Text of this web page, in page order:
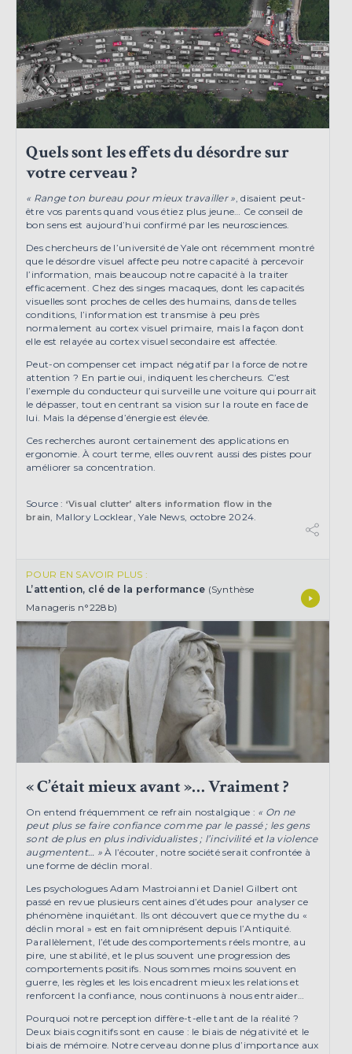
Quels sont les effets du désordre sur
votre cerveau ?
« Range ton bureau pour mieux travailler » , disaient peut-
être vos parents quand vous étiez plus jeune… Ce conseil de
bon sens est aujourd’hui confirmé par les neurosciences.
Des chercheurs de l’université de Yale ont récemment montré
que le désordre visuel affecte peu notre capacité à percevoir
l’information, mais beaucoup notre capacité à la traiter
efficacement. Chez des singes macaques, dont les capacités
visuelles sont proches de celles des humains, dans de telles
conditions, l’information est transmise à peu près
normalement au cortex visuel primaire, mais la façon dont
elle est relayée au cortex visuel secondaire est affectée.
Peut-on compenser cet impact négatif par la force de notre
attention ? En partie oui, indiquent les chercheurs. C’est
l’exemple du conducteur qui surveille une voiture qui pourrait
le dépasser, tout en centrant sa vision sur la route en face de
lui. Mais la dépense d’énergie est élevée.
Ces recherches auront certainement des applications en
ergonomie. À court terme, elles ouvrent aussi des pistes pour
améliorer sa concentration.
Source : ‘Visual clutter’ alters information flow in the
brain
, Mallory Locklear, Yale News, octobre 2024.
POUR EN SAVOIR PLUS :
L’attention, clé de la performance (Synthèse
Manageris n°228b)
« C’était mieux avant »… Vraiment ?
On entend fréquemment ce refrain nostalgique : « On ne
peut plus se faire confiance comme par le passé ; les gens
sont de plus en plus individualistes ; l’incivilité et la violence
augmentent… »À l’écouter, notre société serait confrontée à
une forme de déclin moral.
Les psychologues Adam Mastroianni et Daniel Gilbert ont
passé en revue plusieurs centaines d’études pour analyser ce
phénomène inquiétant. Ils ont découvert que ce mythe du «
déclin moral » est en fait omniprésent depuis l’Antiquité.
Parallèlement, l’étude des comportements réels montre, au
pire, une stabilité, et le plus souvent une progression des
comportements positifs. Nous sommes moins souvent en
guerre, les règles et les lois encadrent mieux les relations et
renforcent la confiance, nous continuons à nous entraider…
Pourquoi notre perception diffère-t-elle tant de la réalité ?
Deux biais cognitifs sont en cause : le biais de négativité et le
biais de mémoire. Notre cerveau donne plus d’importance aux